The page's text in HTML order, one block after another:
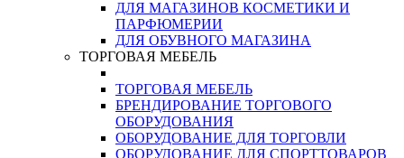
ДЛЯ МАГАЗИНОВ КОСМЕТИКИ И
ПАРФЮМЕРИИ
ДЛЯ ОБУВНОГО МАГАЗИНА
ТОРГОВАЯ МЕБЕЛЬ
ТОРГОВАЯ МЕБЕЛЬ
БРЕНДИРОВАНИЕ ТОРГОВОГО
ОБОРУДОВАНИЯ
ОБОРУДОВАНИЕ ДЛЯ ТОРГОВЛИ
ОБОРУДОВАНИЕ ДЛЯ СПОРТТОВАРОВ